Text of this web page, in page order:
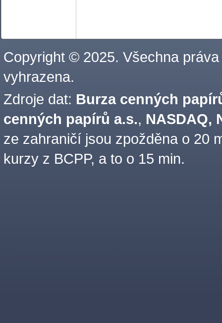
Copyright © 2025. Všechna práva
vyhrazena.
Zdroje dat: Burza cenných
cenných papírů a.s., NASDAQ,
ze zahraničí jsou zpožděna o 20
kurzy z BCPP, a to o 15 min.